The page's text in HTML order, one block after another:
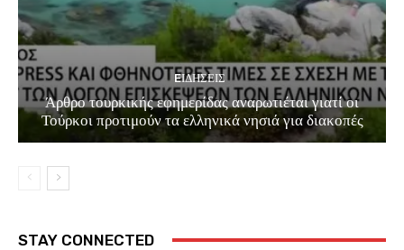
EΙΔΗΣΕΙΣ
Άρθρο τουρκικής εφημερίδας αναρωτιέται γιατί οι
Τούρκοι προτιμούν τα ελληνικά νησιά για διακοπές
STAY CONNECTED